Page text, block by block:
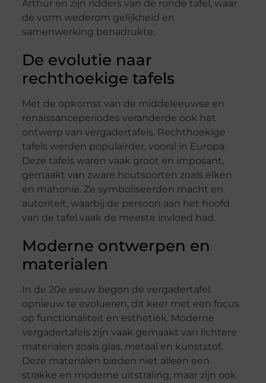
Arthur en zijn ridders van de ronde tafel, waar
de vorm wederom gelijkheid en
samenwerking benadrukte.
De evolutie naar
rechthoekige tafels
Met de opkomst van de middeleeuwse en
renaissanceperiodes veranderde ook het
ontwerp van vergadertafels. Rechthoekige
tafels werden populairder, vooral in Europa.
Deze tafels waren vaak groot en imposant,
gemaakt van zware houtsoorten zoals eiken
en mahonie. Ze symboliseerden macht en
autoriteit, waarbij de persoon aan het hoofd
van de tafel vaak de meeste invloed had.
Moderne ontwerpen en
materialen
In de 20e eeuw begon de vergadertafel
opnieuw te evolueren, dit keer met een focus
op functionaliteit en esthetiek. Moderne
vergadertafels zijn vaak gemaakt van lichtere
materialen zoals glas, metaal en kunststof.
Deze materialen bieden niet alleen een
strakke en moderne uitstraling, maar zijn ook